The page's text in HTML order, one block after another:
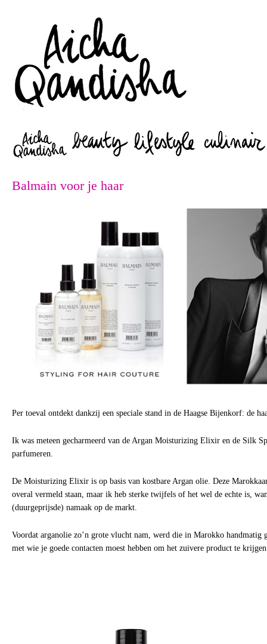
Balmain voor je haar
Per toeval ontdekt dankzij een speciale stand in de Haagse Bijenkorf: de
Ik was meteen gecharmeerd van de Argan Moisturizing Elixir en de Silk
parfumeren.
De Moisturizing Elixir is op basis van kostbare Argan olie. Deze
overal vermeld staan, maar ik heb sterke twijfels of het wel de echte is,
(duurgeprijsde) namaak op de markt.
Voordat arganolie zo’n grote vlucht nam, werd die in Marokko handmatig
met wie je goede contacten moest hebben om het zuivere product te